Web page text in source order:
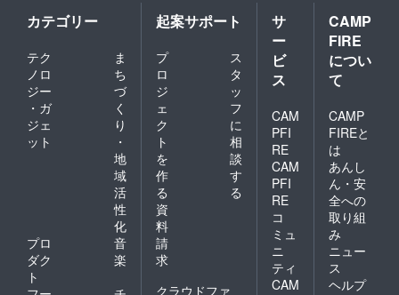
らEメールをお送りします
（ご投稿いただいた日付か
ら推定して11月10日までに
お送りします）。必要な交
換部品の数量を示すデータ
ファイルができ次第、ウェ
ブサイト上でセクションを
立ち上げることができるよ
うになります。現在の在庫
状況との比較ができるまで
は、このようなことはでき
ません。フィードバック・
カテゴリー
テク
ノロ
ジー
・ガ
ジェ
ット
ま
ち
づ
く
り
・
地
域
活
性
化
プロ
ダク
ト
音
楽
起案サポート
プ
ロ
ジ
ェ
ク
ト
を
作
る
ス
タ
ッ
フ
に
相
談
す
る
資
料
請
求
クラウドファ
サ
ー
ビ
ス
CAM
PFI
RE
CAM
PFI
RE
コ
ミュ
ニ
ティ
CAM
CAMP
FIRE
につい
て
CAMP
FIREと
は
あんし
ん・安
全への
取り組
み
ニュー
ス
ヘルプ